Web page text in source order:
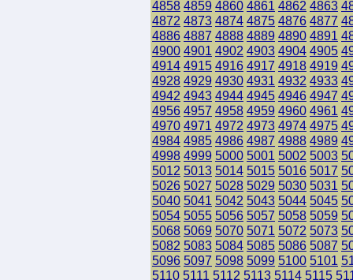
4858 4859 4860 4861 4862 4863
4872 4873 4874 4875 4876 4877
4886 4887 4888 4889 4890 4891
4900 4901 4902 4903 4904 4905
4914 4915 4916 4917 4918 4919
4928 4929 4930 4931 4932 4933
4942 4943 4944 4945 4946 4947
4956 4957 4958 4959 4960 4961
4970 4971 4972 4973 4974 4975
4984 4985 4986 4987 4988 4989
4998 4999 5000 5001 5002 5003
5012 5013 5014 5015 5016 5017
5026 5027 5028 5029 5030 5031
5040 5041 5042 5043 5044 5045
5054 5055 5056 5057 5058 5059
5068 5069 5070 5071 5072 5073
5082 5083 5084 5085 5086 5087
5096 5097 5098 5099 5100 5101
5110 5111 5112 5113 5114 5115